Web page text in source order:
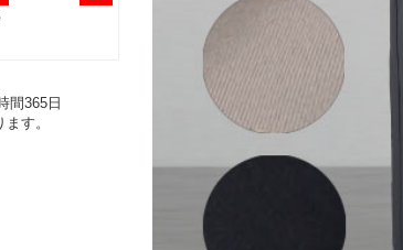
間365日
す。